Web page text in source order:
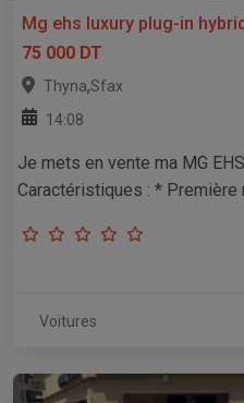
Mg ehs luxury plug-in
75 000 DT
Thyna,Sfax
14:08
Je mets en vente ma MG
Caractéristiques : * Première
Voitures